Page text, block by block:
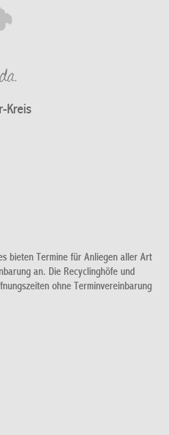
Kreis
bieten Termine für Anliegen aller Art
an. Die Recyclinghöfe und
ohne Terminvereinbarung